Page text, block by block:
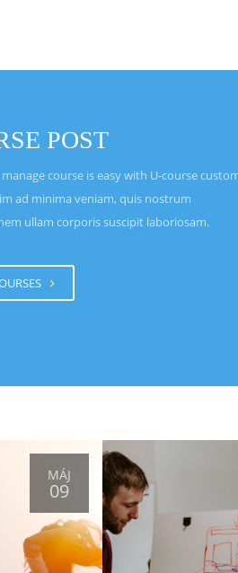
POST
course is easy with U-course
ad minima veniam, quis nostrum
ullam corporis suscipit laboriosam.
MÁJ
09